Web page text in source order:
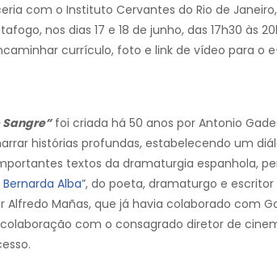
com o Instituto Cervantes do Rio de
nos dias 17 e 18 de junho, das 17h30 às
currículo, foto e link de vídeo para o
Sangre”foi criada há 50 anos por Antonio
histórias profundas, estabelecendo um
textos da dramaturgia espanhola,
Alba”, do poeta, dramaturgo e
Alfredo Mañas, que já havia colaborado com
com o consagrado diretor de